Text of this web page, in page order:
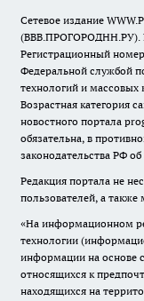
Сетевое издание
(ВВВ.ПРОГОРОДНН.РУ).
Регистрационный
Федеральной службой
технологий и
Возрастная категория
новостного портала
обязательна, в
законодательства РФ
Редакция портала не
пользователей, а
«На информационном
технологии
информации на основе
относящихся к
находящихся на